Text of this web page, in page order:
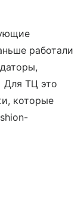
работали
Для ТЦ это
которые